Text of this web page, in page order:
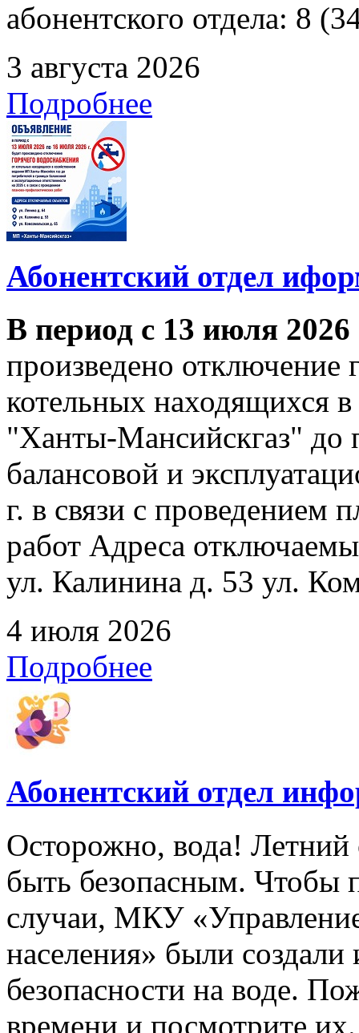
абонентского отдела: 8
3 августа 2026
Подробнее
Абонентский отдел
В период с 13 июля
произведено отключение
котельных находящихся
"Ханты-Мансийскгаз" до
балансовой и
г. в связи с проведением
работ Адреса
ул. Калинина д. 53 ул.
4 июля 2026
Подробнее
Абонентский отдел
Осторожно, вода! Летний
быть безопасным. Чтобы
случаи, МКУ
населения» были
безопасности на воде.
времени и посмотрите